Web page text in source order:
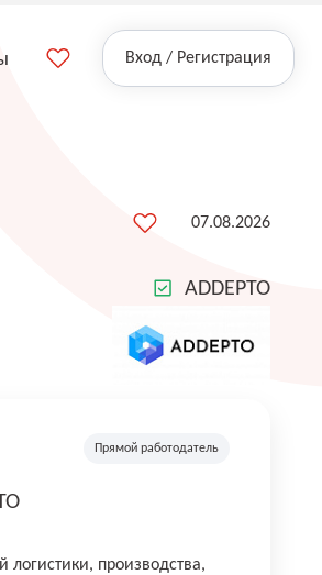
Вход / Регистрация
07.08.2026
ADDEPTO
Прямой работодатель
логистики, производства,